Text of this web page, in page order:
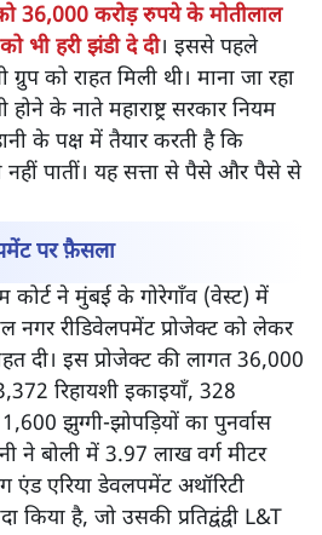
को 36,000 करोड़ रुपये के मोतीलाल
भी हरी झंडी दे दी। इससे पहले
को राहत मिली थी। माना जा रहा
के नाते महाराष्ट्र सरकार नियम
के पक्ष में तैयार करती है कि
नहीं पातीं। यह सत्ता से पैसे और पैसे से
पर फ़ैसला
कोर्ट ने मुंबई के गोरेगाँव (वेस्ट) में
रीडिवेलपमेंट प्रोजेक्ट को लेकर
दी। इस प्रोजेक्ट की लागत 36,000
रिहायशी इकाइयाँ, 328
झुग्गी-झोपड़ियों का पुनर्वास
ने बोली में 3.97 लाख वर्ग मीटर
एंड एरिया डेवलपमेंट अथॉरिटी
है, जो उसकी प्रतिद्वंद्वी L&T